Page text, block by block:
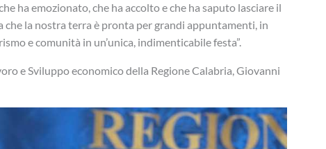
ha emozionato, che ha accolto e che ha saputo lasciare il
che la nostra terra è pronta per grandi appuntamenti, in
e comunità in un’unica, indimenticabile festa”.
e Sviluppo economico della Regione Calabria, Giovanni